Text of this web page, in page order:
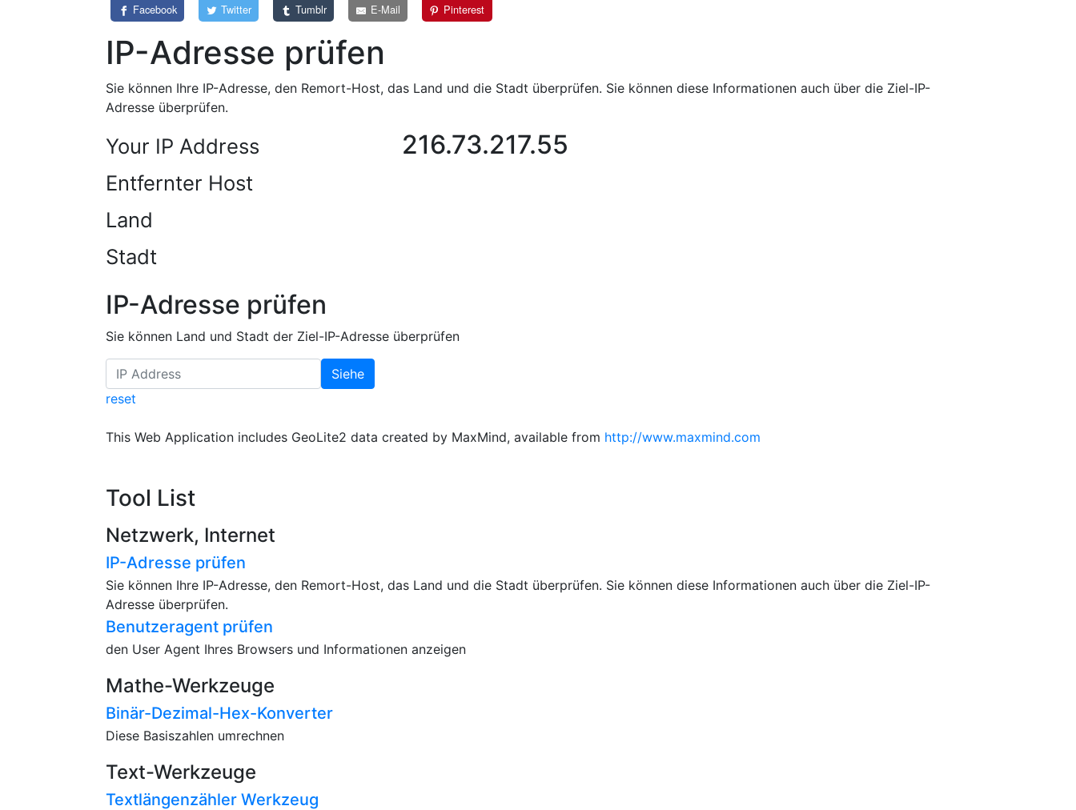
Facebook Twitter Tumblr E-Mail Pinterest
IP-Adresse prüfen
Sie können Ihre IP-Adresse, den Remort-Host, das Land und die Stadt überprüfen. Sie können diese Informationen auch über die Ziel-IP-
Adresse überprüfen.
Your IP Address 216.73.217.55
Entfernter Host
Land
Stadt
IP-Adresse prüfen
Sie können Land und Stadt der Ziel-IP-Adresse überprüfen
reset
This Web Application includes GeoLite2 data created by MaxMind, available from http://www.maxmind.com
Tool List
Netzwerk, Internet
IP-Adresse prüfen
Sie können Ihre IP-Adresse, den Remort-Host, das Land und die Stadt überprüfen. Sie können diese Informationen auch über die Ziel-IP-
Adresse überprüfen.
Benutzeragent prüfen
den User Agent Ihres Browsers und Informationen anzeigen
Mathe-Werkzeuge
Binär-Dezimal-Hex-Konverter
Diese Basiszahlen umrechnen
Text-Werkzeuge
Textlängenzähler Werkzeug